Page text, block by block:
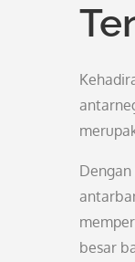
besar